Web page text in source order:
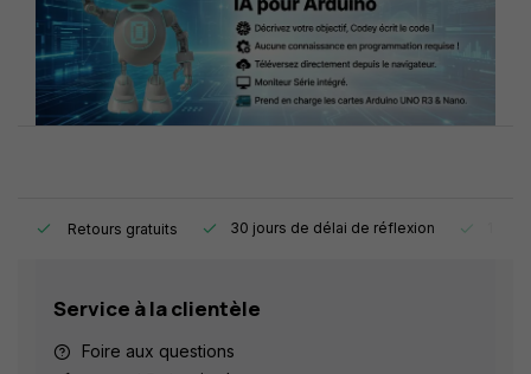
Retours gratuits 30 jours de délai de réflexion
Service à la clientèle
Foire aux questions